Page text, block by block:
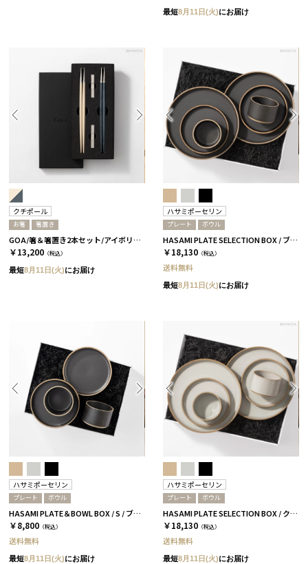
最短8月11日(火)にお届け
クチポール
お箸 箸置き
GOA/箸＆箸置き2本セット/アイボリーシルバー＆ブルーシルバー［クチポール］
￥13,200 （税込）
最短8月11日(火)にお届け
ハサミポーセリン
プレート ボウル
HASAMI PLATE SELECTION BOX / ブラック［ハサミポーセリン］
￥18,130 （税込）
送料無料
最短8月11日(火)にお届け
ハサミポーセリン
プレート ボウル
HASAMI PLATE＆BOWL BOX / S / ブラック［ハサミポーセリン］
￥8,800 （税込）
送料無料
最短8月11日(火)にお届け
ハサミポーセリン
プレート ボウル
HASAMI PLATE SELECTION BOX / クリア［ハサミポーセリン］
￥18,130 （税込）
送料無料
最短8月11日(火)にお届け